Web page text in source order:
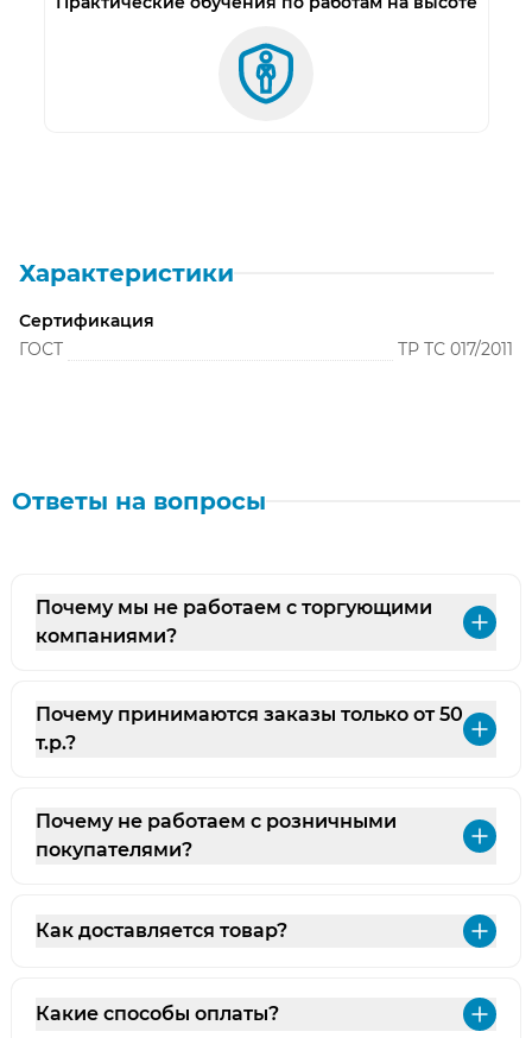
Характеристики
Сертификация
ГОСТ
ТР ТС 017/2011
Ответы на вопросы
Почему мы не работаем с торгующими
компаниями?
Почему принимаются заказы только от 50
т.р.?
Почему не работаем с розничными
покупателями?
Как доставляется товар?
Какие способы оплаты?